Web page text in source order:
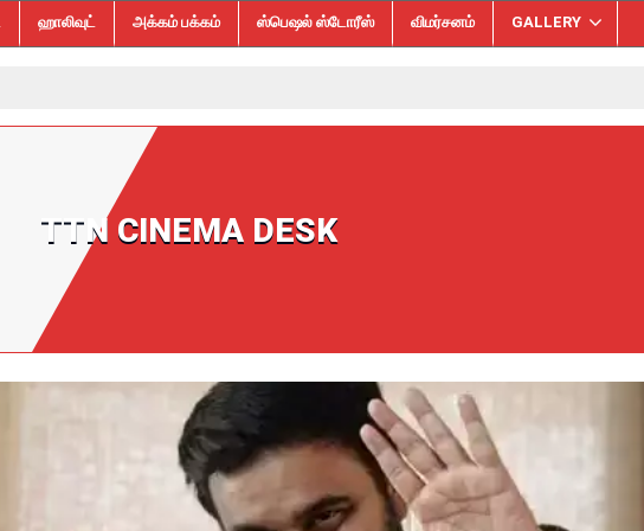
ஹாலிவுட் அக்கம் பக்கம் ஸ்பெஷல் ஸ்டோரீஸ் விமர்சனம் GALLERY
TTN CINEMA DESK